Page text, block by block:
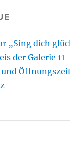
„Sing dich
der Galerie 11